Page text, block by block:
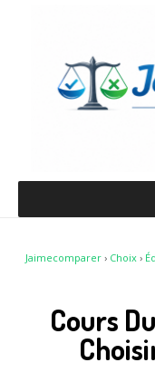
Jaimecomparer › Choix ›
Cours